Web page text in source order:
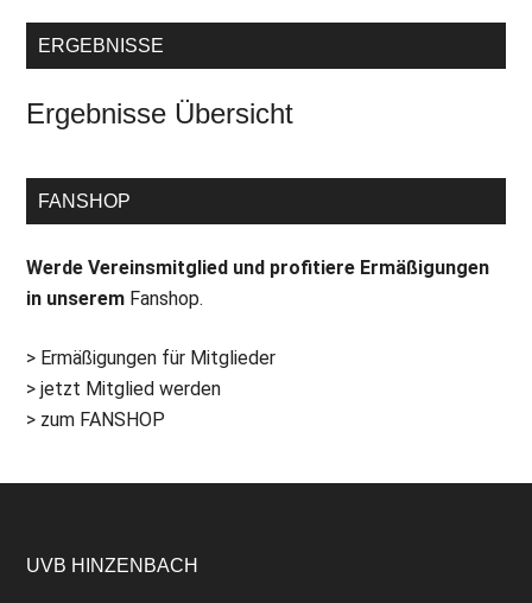
ERGEBNISSE
Ergebnisse Übersicht
FANSHOP
Werde Vereinsmitglied und profitiere Ermäßigungen
in unserem Fanshop.
> Ermäßigungen für Mitglieder
> jetzt Mitglied werden
> zum FANSHOP
UVB HINZENBACH